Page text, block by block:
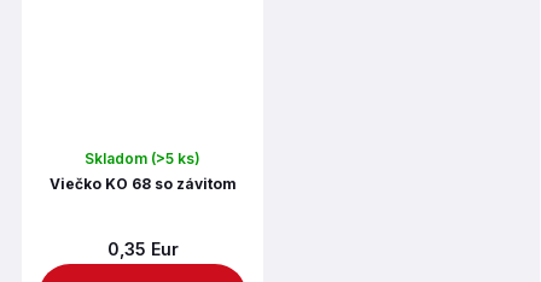
Skladom (>5 ks)
Viečko KO 68 so závitom
0,35 Eur